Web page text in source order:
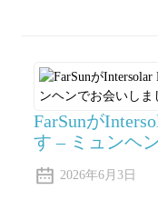
FarSunが
す – ミュンヘ
2026年6月3日